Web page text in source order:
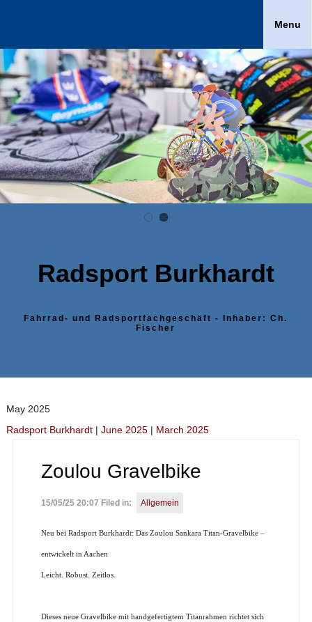
Menu
Radsport Burkhardt
Fahrrad- und Radsportfachgeschäft - Inhaber: Ch.
Fischer
May 2025
Radsport Burkhardt| June 2025| March 2025
Zoulou Gravelbike
15/05/25 20:07 Filed in: Allgemein
Neu bei Radsport Burkhardt: Das Zoulou Sankara Titan-Gravelbike –
entwickelt in Aachen
Leicht. Robust. Zeitlos.
Dieses neue Gravelbike mit handgefertigtem Titanrahmen richtet sich